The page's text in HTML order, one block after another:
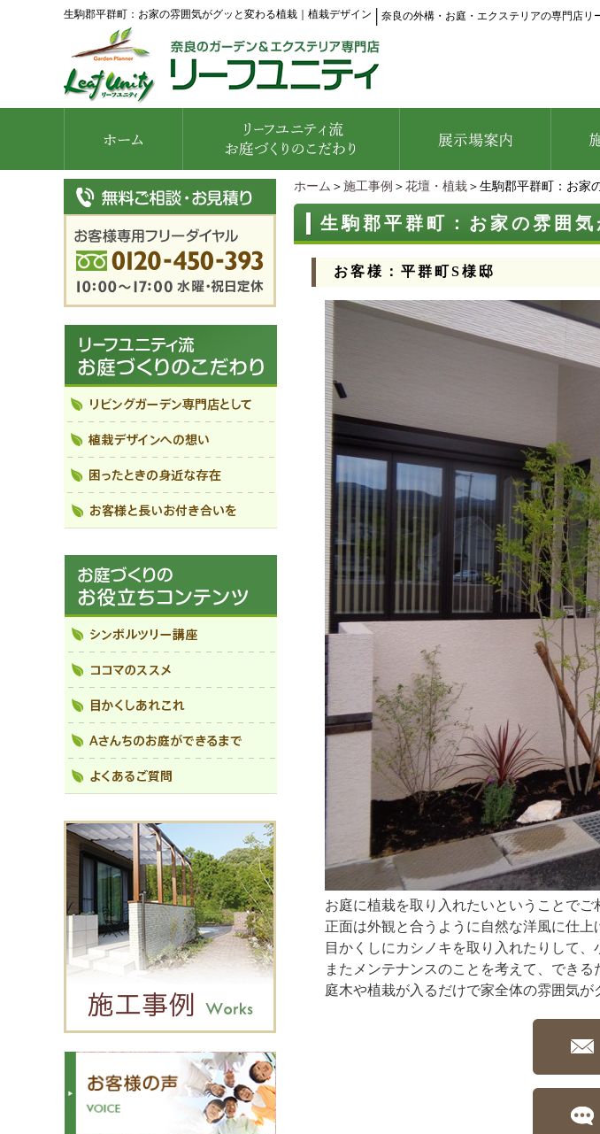
生駒郡平群町：お家の雰囲気がグッと変わる植栽｜植栽デザイン 奈良の外構・お庭・エクステリアの専門店リ
ホーム ＞ 施工事例 ＞ 花壇・植栽 ＞生駒郡平群町：お家
生駒郡平群町：お家の雰囲
お客様：平群町S様邸
お庭に植栽を取り入れたいということでご
正面は外観と合うように自然な洋風に仕
目かくしにカシノキを取り入れたりして
またメンテナンスのことを考えて、でき
庭木や植栽が入るだけで家全体の雰囲気